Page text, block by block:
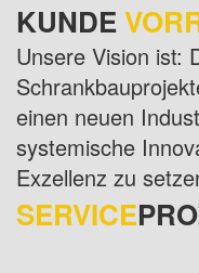
KUNDE
Unsere Vision ist:
einen neuen
systemische
Exzellenz zu
SERVICE